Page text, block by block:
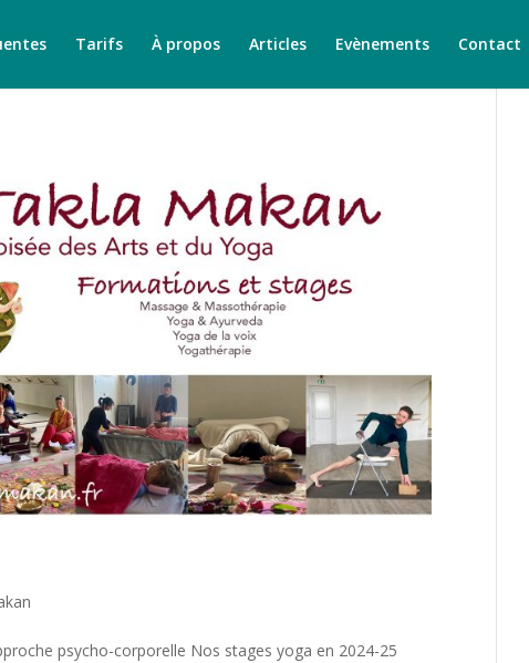
Tarifs À propos Articles Evènements Contact
psycho-corporelle Nos stages yoga en 2024-25